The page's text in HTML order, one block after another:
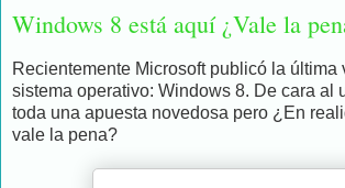
Windows 8 está aquí ¿Vale la
Recientemente Microsoft publicó la última
sistema operativo: Windows 8. De cara al
toda una apuesta novedosa pero ¿En
vale la pena?